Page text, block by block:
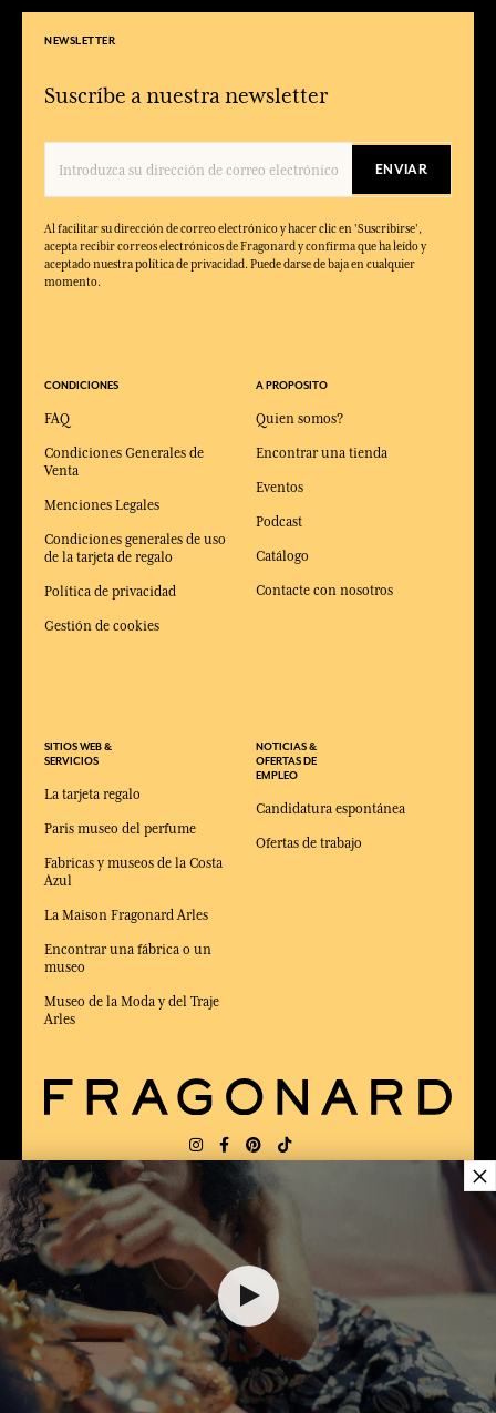
82,00 €
AÑADIR A EL CARRITO
NEWSLETTER
Suscríbe a nuestra newsletter
ENVIAR
Al facilitar su dirección de correo electrónico y hacer clic en 'Suscribirse',
acepta recibir correos electrónicos de Fragonard y confirma que ha leído y
aceptado nuestra política de privacidad. Puede darse de baja en cualquier
momento.
CONDICIONES
FAQ
Condiciones Generales de
Venta
Menciones Legales
Condiciones generales de uso
de la tarjeta de regalo
Política de privacidad
Gestión de cookies
SITIOS WEB &
SERVICIOS
La tarjeta regalo
Paris museo del perfume
Fabricas y museos de la Costa
Azul
La Maison Fragonard Arles
Encontrar una fábrica o un
museo
Museo de la Moda y del Traje
Arles
A PROPOSITO
Quien somos?
Encontrar una tienda
Eventos
Podcast
Catálogo
Contacte con nosotros
NOTICIAS &
OFERTAS DE
EMPLEO
Candidatura espontánea
Ofertas de trabajo
ENTREGA: FR
ELEGIDO MEJOR SITIO DE COMERCIO
en Línea 2025 por la revista Capital
×